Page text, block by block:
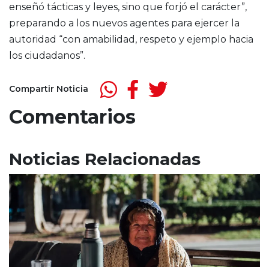
enseñó tácticas y leyes, sino que forjó el carácter”,
preparando a los nuevos agentes para ejercer la
autoridad “con amabilidad, respeto y ejemplo hacia
los ciudadanos”.
Compartir Noticia
Comentarios
Noticias Relacionadas